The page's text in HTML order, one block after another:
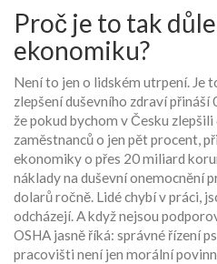
Proč je to tak
ekonomiku?
Není to jen o lidském utrpení. Je
zlepšení duševního zdraví přináší
že pokud bychom v Česku
zaměstnanců o jen pět procent,
ekonomiky o přes 20 miliard
náklady na duševní onemocnění
dolarů ročně. Lidé chybí v práci,
odcházejí. A když nejsou
OSHA jasně říká: správné řízení
pracovišti není jen morální